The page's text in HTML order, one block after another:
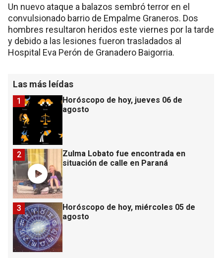
Un nuevo ataque a balazos sembró terror en el
convulsionado barrio de Empalme Graneros. Dos
hombres resultaron heridos este viernes por la tarde
y debido a las lesiones fueron trasladados al
Hospital Eva Perón de Granadero Baigorria.
Las más leídas
Horóscopo de hoy, jueves 06 de
agosto
1
Zulma Lobato fue encontrada en
situación de calle en Paraná
2
Horóscopo de hoy, miércoles 05 de
agosto
3